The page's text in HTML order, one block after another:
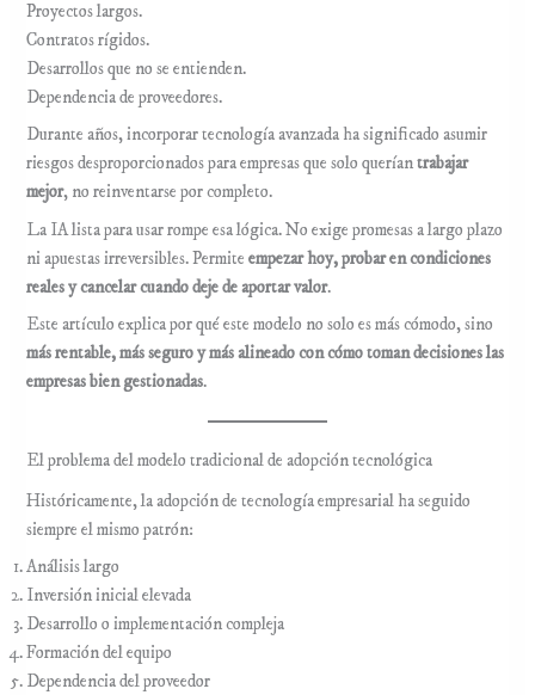
Proyectos largos.
Contratos rígidos.
Desarrollos que no se entienden.
Dependencia de proveedores.
Durante años, incorporar tecnología avanzada ha significado asumir
riesgos desproporcionados para empresas que solo queríantrabajar
mejor, no reinventarse por completo.
La IA lista para usar rompe esa lógica. No exige promesas a largo plazo
ni apuestas irreversibles. Permiteempezar hoy, probar en condiciones
reales y cancelar cuando deje de aportar valor.
Este artículo explica por qué este modelo no solo es más cómodo, sino
más rentable, más seguro y más alineado con cómo toman decisiones las
empresas bien gestionadas.
El problema del modelo tradicional de adopción tecnológica
Históricamente, la adopción de tecnología empresarial ha seguido
siempre el mismo patrón:
Análisis largo
Inversión inicial elevada
Desarrollo o implementación compleja
Formación del equipo
Dependencia del proveedor